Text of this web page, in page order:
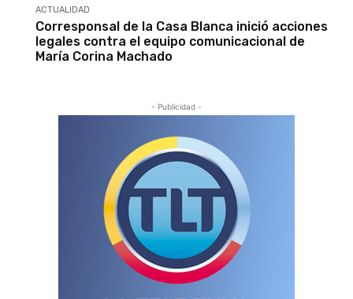
ACTUALIDAD
Corresponsal de la Casa Blanca inició acciones
legales contra el equipo comunicacional de
María Corina Machado
- Publicidad -